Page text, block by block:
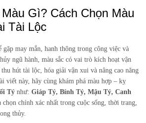
Gì? Cách Chọn Màu
Tài Lộc
gặp may mắn, hanh thông trong công việc và
ngũ hành, màu sắc có vai trò kích hoạt vận
hút tài lộc, hóa giải vận xui và nâng cao năng
viết này, hãy cùng khám phá màu hợp – kỵ
Tý như: Giáp Tý, Bính Tý, Mậu Tý, Canh
chọn chính xác nhất trong cuộc sống, thời trang,
thủy.